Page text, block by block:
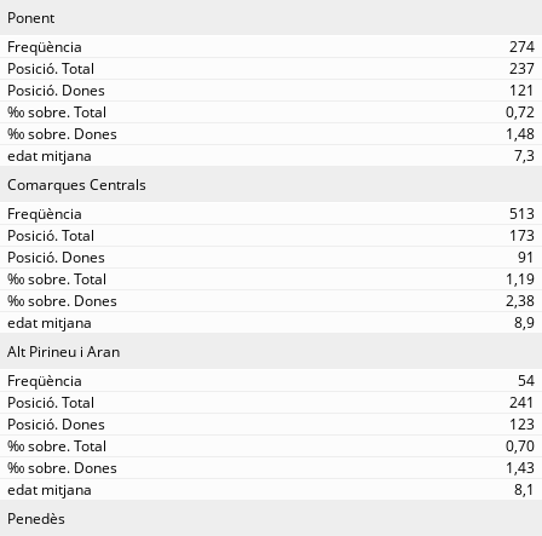
Ponent
274
237
121
0,72
1,48
7,3
Comarques Centrals
513
173
91
1,19
2,38
8,9
Alt Pirineu i Aran
54
241
123
0,70
1,43
8,1
Penedès